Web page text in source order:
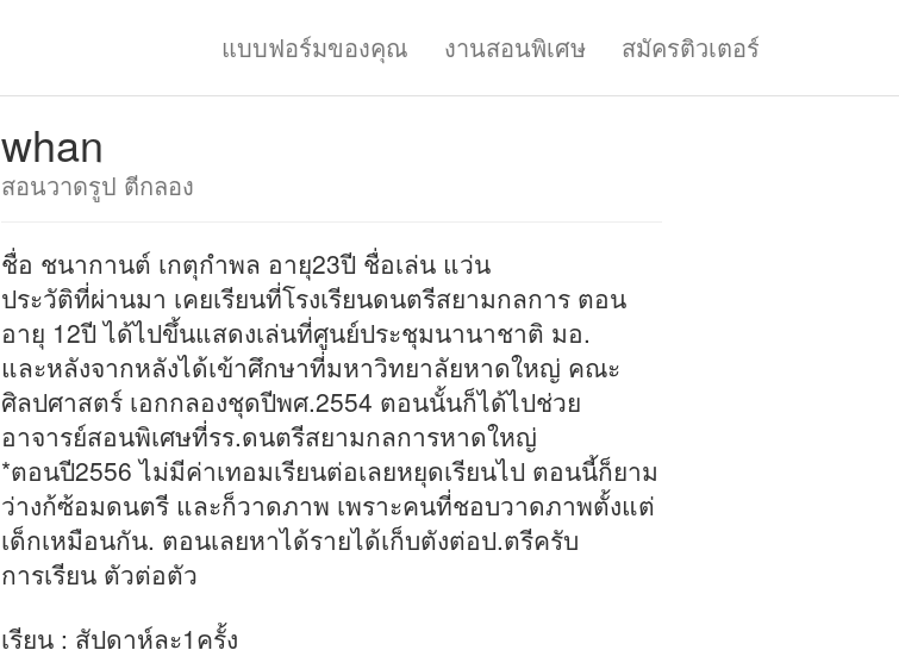
แบบฟอร์มของคุณ งานสอนพิเศษ สมัครติวเตอร์
whan
สอนวาดรูป ตีกลอง
ชื่อ ชนากานต์ เกตุกำพล อายุ23ปี ชื่อเล่น แว่น
ประวัติที่ผ่านมา เคยเรียนที่โรงเรียนดนตรีสยามกลการ ตอน
อายุ 12ปี ได้ไปขึ้นแสดงเล่นที่ศูนย์ประชุมนานาชาติ มอ.
และหลังจากหลังได้เข้าศึกษาที่มหาวิทยาลัยหาดใหญ่ คณะ
ศิลปศาสตร์ เอกกลองชุดปีพศ.2554 ตอนนั้นก็ได้ไปช่วย
อาจารย์สอนพิเศษที่รร.ดนตรีสยามกลการหาดใหญ่
*ตอนปี2556 ไม่มีค่าเทอมเรียนต่อเลยหยุดเรียนไป ตอนนี้ก็ยาม
ว่างก้ซ้อมดนตรี และก็วาดภาพ เพราะคนที่ชอบวาดภาพตั้งแต่
เด็กเหมือนกัน. ตอนเลยหาได้รายได้เก็บตังต่อป.ตรีครับ
การเรียน ตัวต่อตัว
เรียน : สัปดาห์ละ1ครั้ง